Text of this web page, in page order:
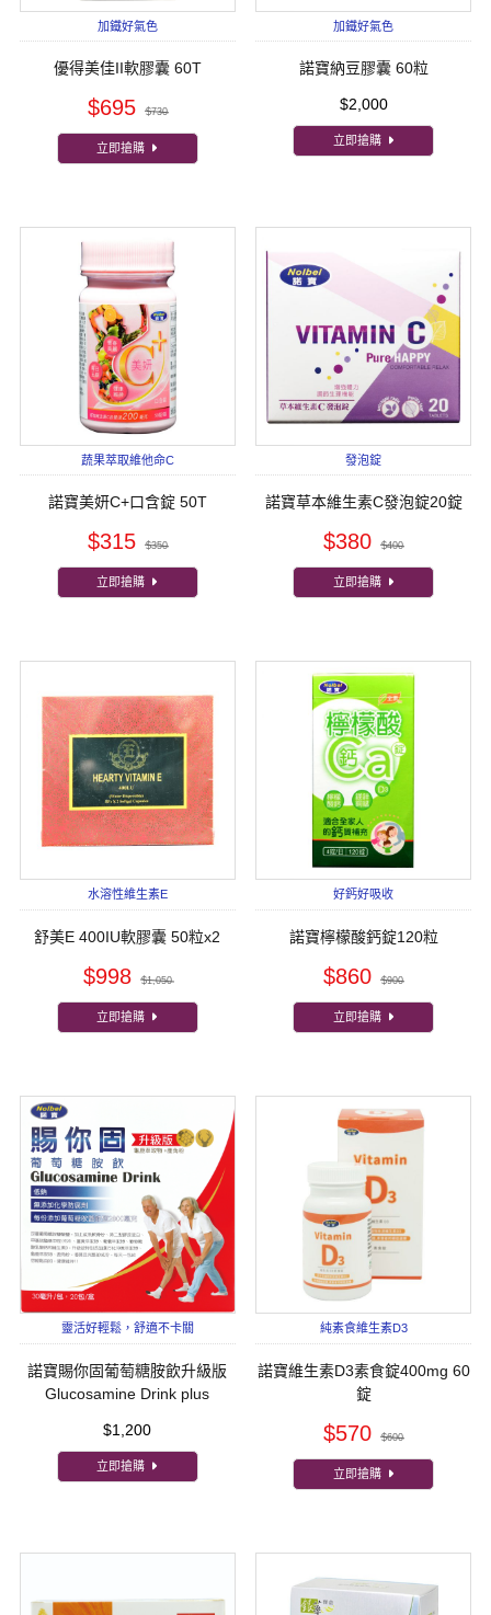
加鐵好氣色
優得美佳II軟膠囊 60T
$695 $730
立即搶購
加鐵好氣色
諾寶納豆膠囊 60粒
$2,000
立即搶購
蔬果萃取維他命C
諾寶美妍C+口含錠 50T
$315 $350
立即搶購
發泡錠
諾寶草本維生素C發泡錠20錠
$380 $400
立即搶購
水溶性維生素E
舒美E 400IU軟膠囊 50粒x2
$998 $1,050
立即搶購
好鈣好吸收
諾寶檸檬酸鈣錠120粒
$860 $900
立即搶購
靈活好輕鬆，舒適不卡關
諾寶賜你固葡萄糖胺飲升級版
Glucosamine Drink plus
$1,200
立即搶購
純素食維生素D3
諾寶維生素D3素食錠400mg 60
錠
$570 $600
立即搶購